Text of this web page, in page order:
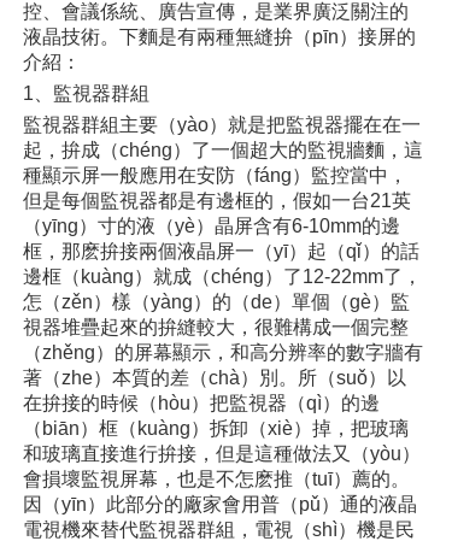
控、會議係統、廣告宣傳，是業界廣泛關注的
液晶技術。下麵是有兩種無縫拚（pīn）接屏的
介紹：
1、監視器群組
監視器群組主要（yào）就是把監視器擺在在一
起，拚成（chéng）了一個超大的監視牆麵，這
種顯示屏一般應用在安防（fáng）監控當中，
但是每個監視器都是有邊框的，假如一台21英
（yīng）寸的液（yè）晶屏含有6-10mm的邊
框，那麽拚接兩個液晶屏一（yī）起（qǐ）的話
邊框（kuàng）就成（chéng）了12-22mm了，
怎（zěn）樣（yàng）的（de）單個（gè）監
視器堆疊起來的拚縫較大，很難構成一個完整
（zhěng）的屏幕顯示，和高分辨率的數字牆有
著（zhe）本質的差（chà）別。所（suǒ）以
在拚接的時候（hòu）把監視器（qì）的邊
（biān）框（kuàng）拆卸（xiè）掉，把玻璃
和玻璃直接進行拚接，但是這種做法又（yòu）
會損壞監視屏幕，也是不怎麽推（tuī）薦的。
因（yīn）此部分的廠家會用普（pǔ）通的液晶
電視機來替代監視器群組，電視（shì）機是民